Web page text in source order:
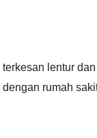
lentur
rumah